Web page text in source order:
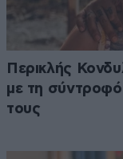
Περικλής
με τη σύντροφό
τους